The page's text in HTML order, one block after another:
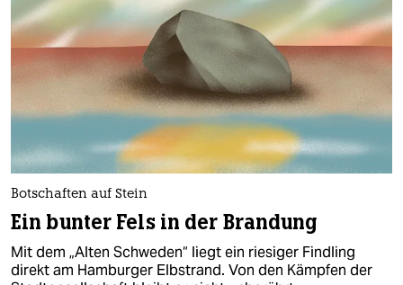
Botschaften auf Stein
Ein bunter Fels in der Brandung
Mit dem „Alten Schweden“ liegt ein riesiger Findling
direkt am Hamburger Elbstrand. Von den Kämpfen der